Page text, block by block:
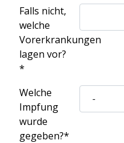
Falls nicht,
welche
Vorerkrankungen
lagen vor?
*
Welche
Impfung
wurde
gegeben?*